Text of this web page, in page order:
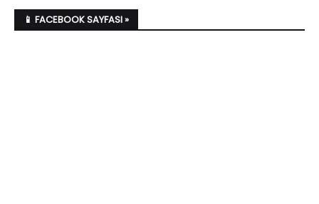
📱 FACEBOOK SAYFASI »